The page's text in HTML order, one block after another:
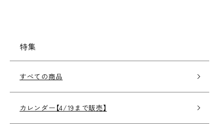
特集
すべての商品
カレンダー【4/19まで販売】